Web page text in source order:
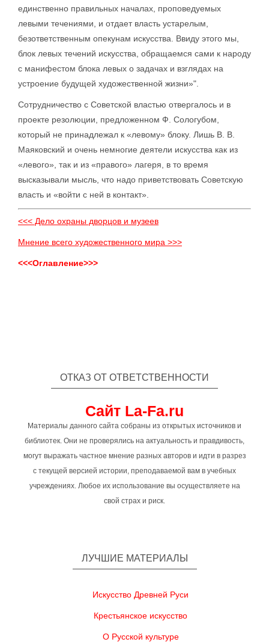
единственно правильных началах, проповедуемых
левыми течениями, и отдает власть устарелым,
безответственным опекунам искусства. Ввиду этого мы,
блок левых течений искусства, обращаемся сами к народу
с манифестом блока левых о задачах и взглядах на
устроение будущей художественной жизни»".
Сотрудничество с Советской властью отвергалось и в
проекте резолюции, предложенном Ф. Сологубом,
который не принадлежал к «левому» блоку. Лишь В. В.
Маяковский и очень немногие деятели искусства как из
«левого», так и из «правого» лагеря, в то время
высказывали мысль, что надо приветствовать Советскую
власть и «войти с ней в контакт».
<<< Дело охраны дворцов и музеев
Мнение всего художественного мира >>>
<<<Оглавление>>>
ОТКАЗ ОТ ОТВЕТСТВЕННОСТИ
Сайт La-Fa.ru
Материалы данного сайта собраны из открытых источников и
библиотек. Они не проверялись на актуальность и правдивость,
могут выражать частное мнение разных авторов и идти в разрез
с текущей версией истории, преподаваемой вам в учебных
учреждениях. Любое их использование вы осуществляете на
свой страх и риск.
ЛУЧШИЕ МАТЕРИАЛЫ
Искусство Древней Руси
Крестьянское искусство
О Русской культуре